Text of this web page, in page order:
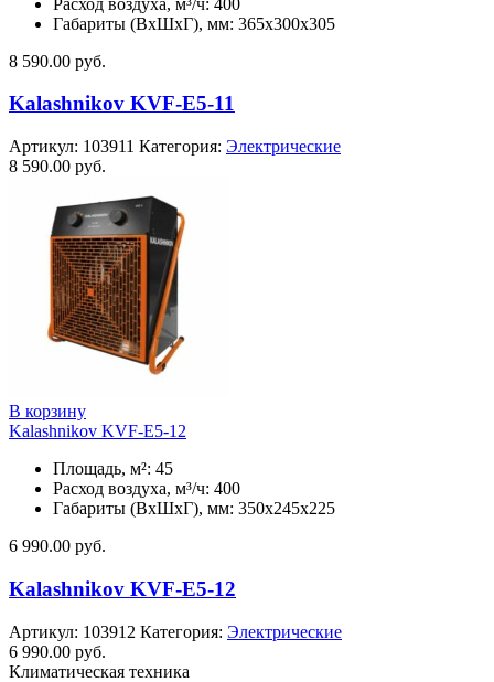
Габариты (ВхШхГ), мм: 365x300x305
8 590.00 руб.
Kalashnikov KVF-E5-11
Артикул: 103911 Категория: Электрические
8 590.00 руб.
В корзину
Kalashnikov KVF-E5-12
Площадь, м²: 45
Расход воздуха, м³/ч: 400
Габариты (ВхШхГ), мм: 350x245x225
6 990.00 руб.
Kalashnikov KVF-E5-12
Артикул: 103912 Категория: Электрические
6 990.00 руб.
Климатическая техника